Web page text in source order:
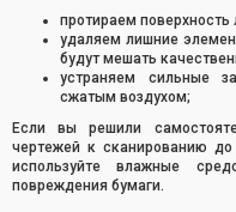
протираем
удаляем лишние
будут мешать
устраняем сильные
сжатым воздухом;
Если вы решили
чертежей к сканированию
используйте влажные
повреждения бумаги.